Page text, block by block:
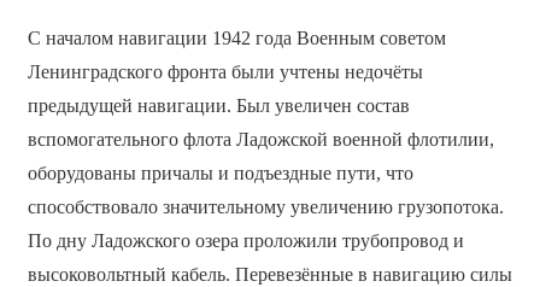
С началом навигации 1942 года Военным советом
Ленинградского фронта были учтены недочёты
предыдущей навигации. Был увеличен состав
вспомогательного флота Ладожской военной флотилии,
оборудованы причалы и подъездные пути, что
способствовало значительному увеличению грузопотока.
По дну Ладожского озера проложили трубопровод и
высоковольтный кабель. Перевезённые в навигацию силы